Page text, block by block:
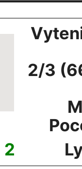
2/3
2